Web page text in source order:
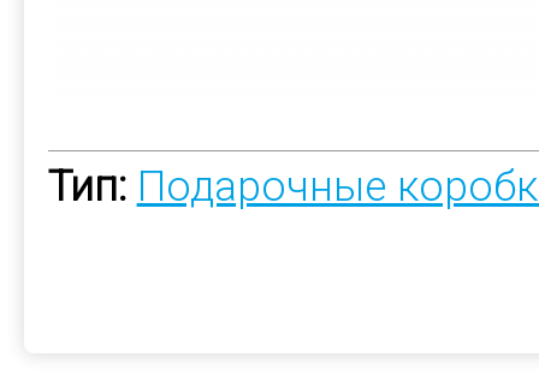
Тип: Подарочные